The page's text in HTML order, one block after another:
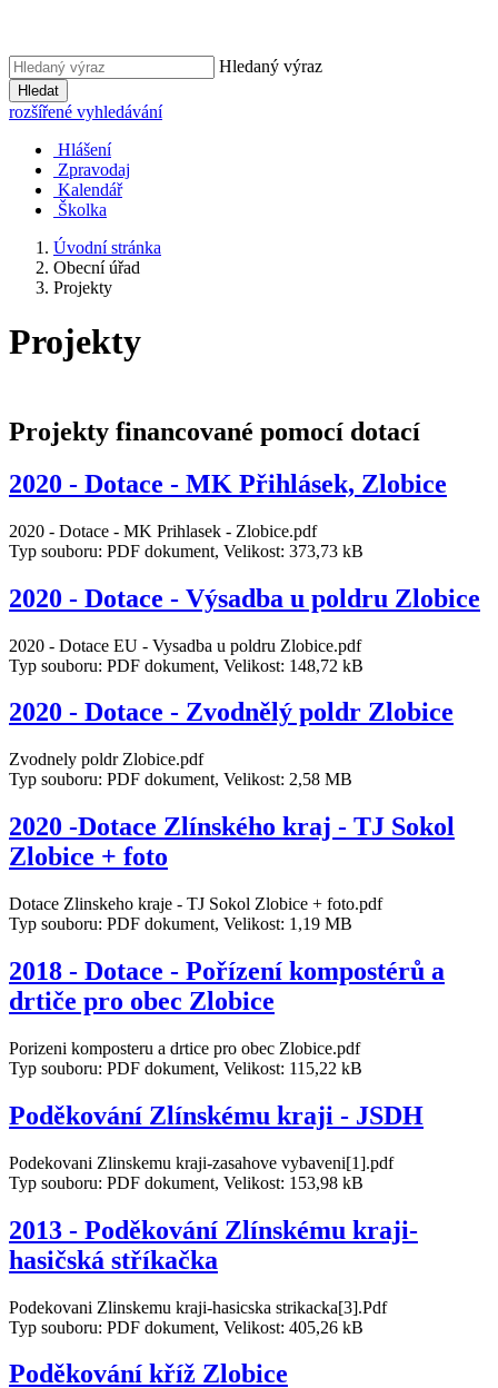
Hledaný výraz
Hledat
rozšířené vyhledávání
Hlášení
Zpravodaj
Kalendář
Školka
Úvodní stránka
Obecní úřad
Projekty
Projekty
Projekty financované pomocí dotací
2020 - Dotace - MK Přihlásek, Zlobice
2020 - Dotace - MK Prihlasek - Zlobice.pdf
Typ souboru: PDF dokument, Velikost: 373,73 kB
2020 - Dotace - Výsadba u poldru Zlobice
2020 - Dotace EU - Vysadba u poldru Zlobice.pdf
Typ souboru: PDF dokument, Velikost: 148,72 kB
2020 - Dotace - Zvodnělý poldr Zlobice
Zvodnely poldr Zlobice.pdf
Typ souboru: PDF dokument, Velikost: 2,58 MB
2020 -Dotace Zlínského kraj - TJ Sokol
Zlobice + foto
Dotace Zlinskeho kraje - TJ Sokol Zlobice + foto.pdf
Typ souboru: PDF dokument, Velikost: 1,19 MB
2018 - Dotace - Pořízení kompostérů a
drtiče pro obec Zlobice
Porizeni komposteru a drtice pro obec Zlobice.pdf
Typ souboru: PDF dokument, Velikost: 115,22 kB
Poděkování Zlínskému kraji - JSDH
Podekovani Zlinskemu kraji-zasahove vybaveni[1].pdf
Typ souboru: PDF dokument, Velikost: 153,98 kB
2013 - Poděkování Zlínskému kraji-
hasičská stříkačka
Podekovani Zlinskemu kraji-hasicska strikacka[3].Pdf
Typ souboru: PDF dokument, Velikost: 405,26 kB
Poděkování kříž Zlobice